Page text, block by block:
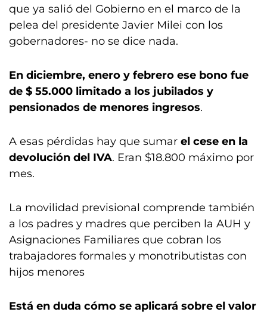
que ya salió del Gobierno en el marco de la
pelea del presidente Javier Milei con los
gobernadores- no se dice nada.
En diciembre, enero y febrero ese bono fue
de $ 55.000 limitado a los jubilados y
pensionados de menores ingresos.
A esas pérdidas hay que sumar el cese en la
devolución del IVA. Eran $18.800 máximo por
mes.
La movilidad previsional comprende también
a los padres y madres que perciben la AUH y
Asignaciones Familiares que cobran los
trabajadores formales y monotributistas con
hijos menores
Está en duda cómo se aplicará sobre el valor